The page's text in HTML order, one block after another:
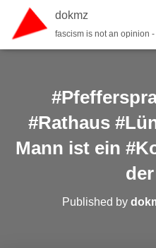
dokmz
fascism is not an opinion
#Rathaus
Mann ist ein
Published by